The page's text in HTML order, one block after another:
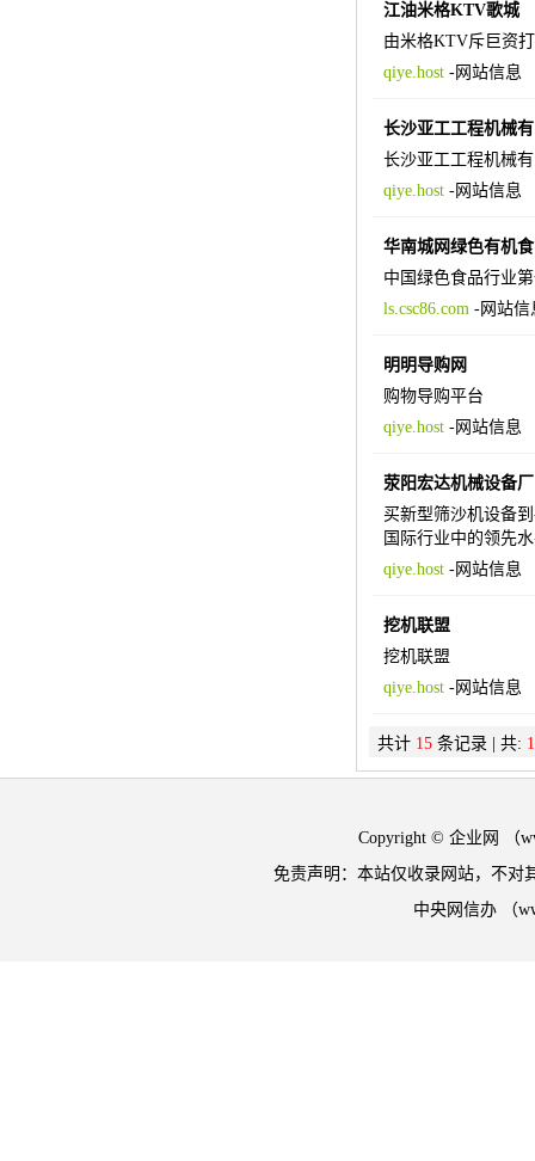
江油米格KTV歌城
由米格KTV斥巨资
qiye.host-网站信息
长沙亚工工程机械
长沙亚工工程机械
qiye.host-网站信息
华南城网绿色有机
中国绿色食品行业
ls.csc86.com-网站信
明明导购网
购物导购平台
qiye.host-网站信息
荥阳宏达机械设备厂
买新型筛沙机设备
国际行业中的领先
qiye.host-网站信息
挖机联盟
挖机联盟
qiye.host-网站信息
共计 15条记录 | 共: 1
Copyright © 企业网 （
免责声明：本站仅收录网站，不对
中央网信办 （